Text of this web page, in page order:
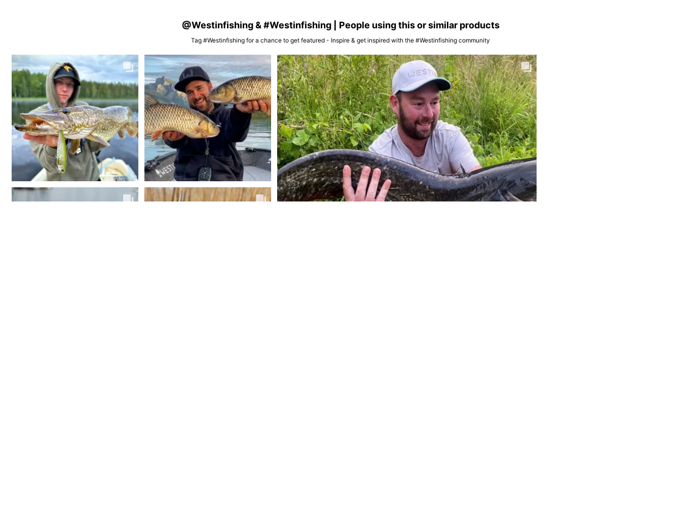
@Westinfishing & #Westinfishing | People using this or similar products
Tag #Westinfishing for a chance to get featured - Inspire & get inspired with the #Westinfishing community